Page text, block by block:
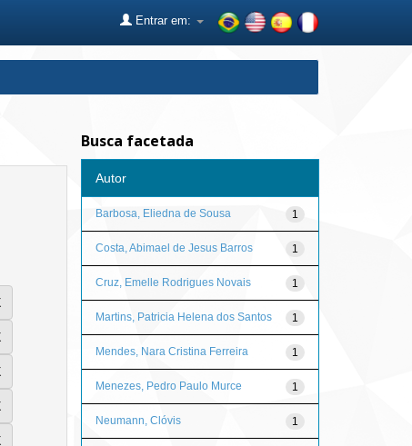
Entrar em:
Busca facetada
Autor
1
Barbosa, Eliedna de Sousa
1
Costa, Abimael de Jesus Barros
1
Cruz, Emelle Rodrigues Novais
1
Martins, Patricia Helena dos Santos
1
Mendes, Nara Cristina Ferreira
1
Menezes, Pedro Paulo Murce
1
Neumann, Clóvis